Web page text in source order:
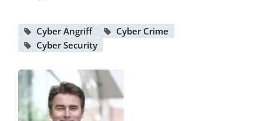
Cyber Angriff
Cyber Crime
Cyber Security